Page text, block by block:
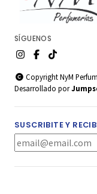
SÍGUENOS
Copyright NyM
Desarrollado por
SUSCRIBITE Y